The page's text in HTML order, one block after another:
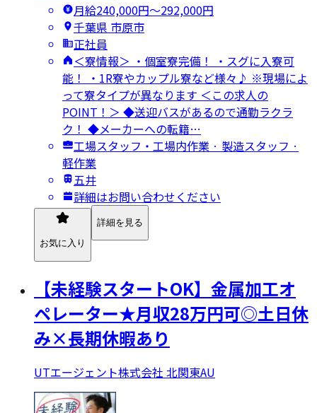
月給240,000円〜292,000円
千葉県 市原市
正社員
＜寮情報＞ ・個室寮完備！ ・スグに入寮可
能！ ・1R寮やカップル寮など様々♪ ※現場によ
って寮タイプが異なります ＜この求人の
POINT！＞ ◆送迎バスがあるので通勤ラクラ
ク！ ◆メーカーへの転籍…
工場スタッフ・工場内作業 · 製造スタッフ ·
軽作業
五井
詳細はお問い合わせください
お気に入り
詳細を見る
【未経験スタートOK】金属加工オ
ペレーター★月収28万円可◎土日休
み×長期休暇あり
UTエージェント株式会社 北関東AU